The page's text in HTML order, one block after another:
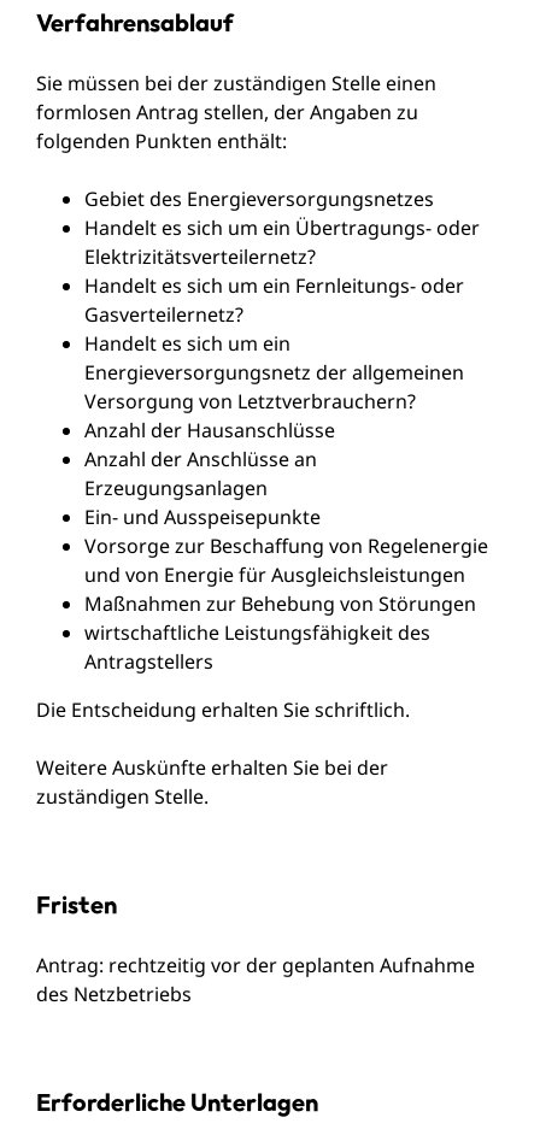
Verfahrensablauf
Sie müssen bei der zuständigen Stelle einen
formlosen Antrag stellen, der Angaben zu
folgenden Punkten enthält:
Gebiet des Energieversorgungsnetzes
Handelt es sich um ein Übertragungs- oder
Elektrizitätsverteilernetz?
Handelt es sich um ein Fernleitungs- oder
Gasverteilernetz?
Handelt es sich um ein
Energieversorgungsnetz der allgemeinen
Versorgung von Letztverbrauchern?
Anzahl der Hausanschlüsse
Anzahl der Anschlüsse an
Erzeugungsanlagen
Ein- und Ausspeisepunkte
Vorsorge zur Beschaffung von Regelenergie
und von Energie für Ausgleichsleistungen
Maßnahmen zur Behebung von Störungen
wirtschaftliche Leistungsfähigkeit des
Antragstellers
Die Entscheidung erhalten Sie schriftlich.
Weitere Auskünfte erhalten Sie bei der
zuständigen Stelle.
Fristen
Antrag: rechtzeitig vor der geplanten Aufnahme
des Netzbetriebs
Erforderliche Unterlagen